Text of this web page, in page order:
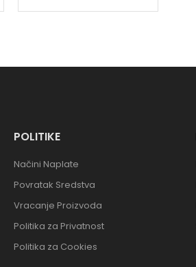
POLITIKE
Načini Naplate
Povratak Sredstva
Vracanje Proizvoda
Politika za Privatnost
Politika za Cookies